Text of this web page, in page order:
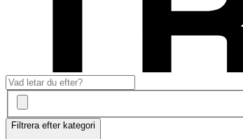
Filtrera efter kategori